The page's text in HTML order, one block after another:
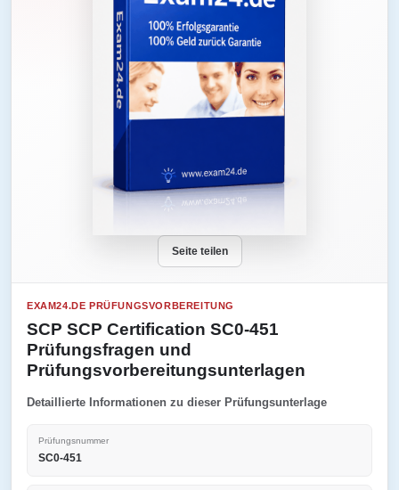
Seite teilen
EXAM24.DE PRÜFUNGSVORBEREITUNG
SCP SCP Certification SC0-451
Prüfungsfragen und
Prüfungsvorbereitungsunterlagen
Detaillierte Informationen zu dieser Prüfungsunterlage
Prüfungsnummer
SC0-451